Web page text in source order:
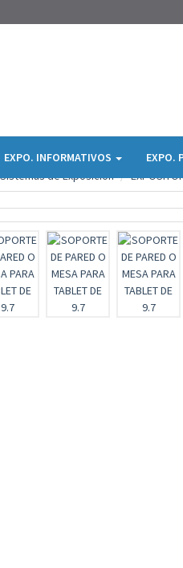
EXPO. INFORMATIVOS EXPO.
Sistemas de Exposición